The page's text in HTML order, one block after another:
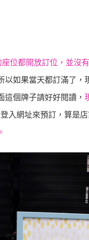
座位都開放訂位，並沒
以如果當天都訂滿了
個牌子請好好閱讀，
入網址來預訂，算是